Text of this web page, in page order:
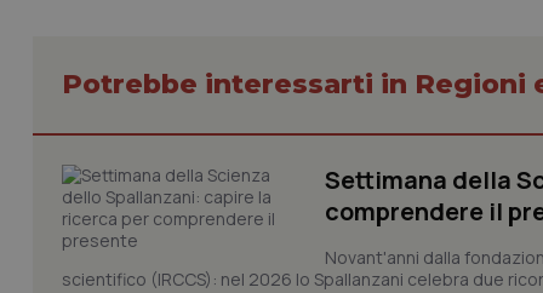
Potrebbe interessarti in Regioni
Settimana della
comprendere il
Novant'anni dalla
scientifico (IRCCS): nel 2026 lo Spallanzani celebra due
tracking-sites-
tracking-enable
tracking-sites-